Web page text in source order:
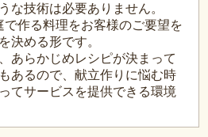
な技術は必要ありません。
作る料理をお客様のご要望を
決める形です。
あらかじめレシピが決まって
あるので、献立作りに悩む時
てサービスを提供できる環境